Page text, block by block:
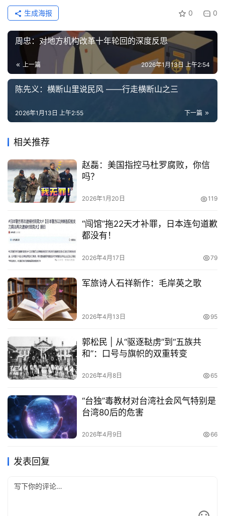
0 0
生成海报
周忠：对地方机构改革十年轮回的深度反思
上一篇 2026年1月13日 上午2:54
陈先义：横断山里说民风 ——行走横断山之三
下一篇
2026年1月13日 上午2:55
相关推荐
赵磊：美国指控马杜罗腐败，你信
吗？
2026年1月20日 119
“闯馆”拖22天才补罪，日本连句道歉
都没有！
2026年4月17日 79
军旅诗人石祥新作：毛岸英之歌
2026年4月13日 95
郭松民 | 从“驱逐鞑虏”到“五族共
和”：口号与旗帜的双重转变
2026年4月8日 65
“台独”毒教材对台湾社会风气特别是
台湾80后的危害
2026年4月9日 66
发表回复